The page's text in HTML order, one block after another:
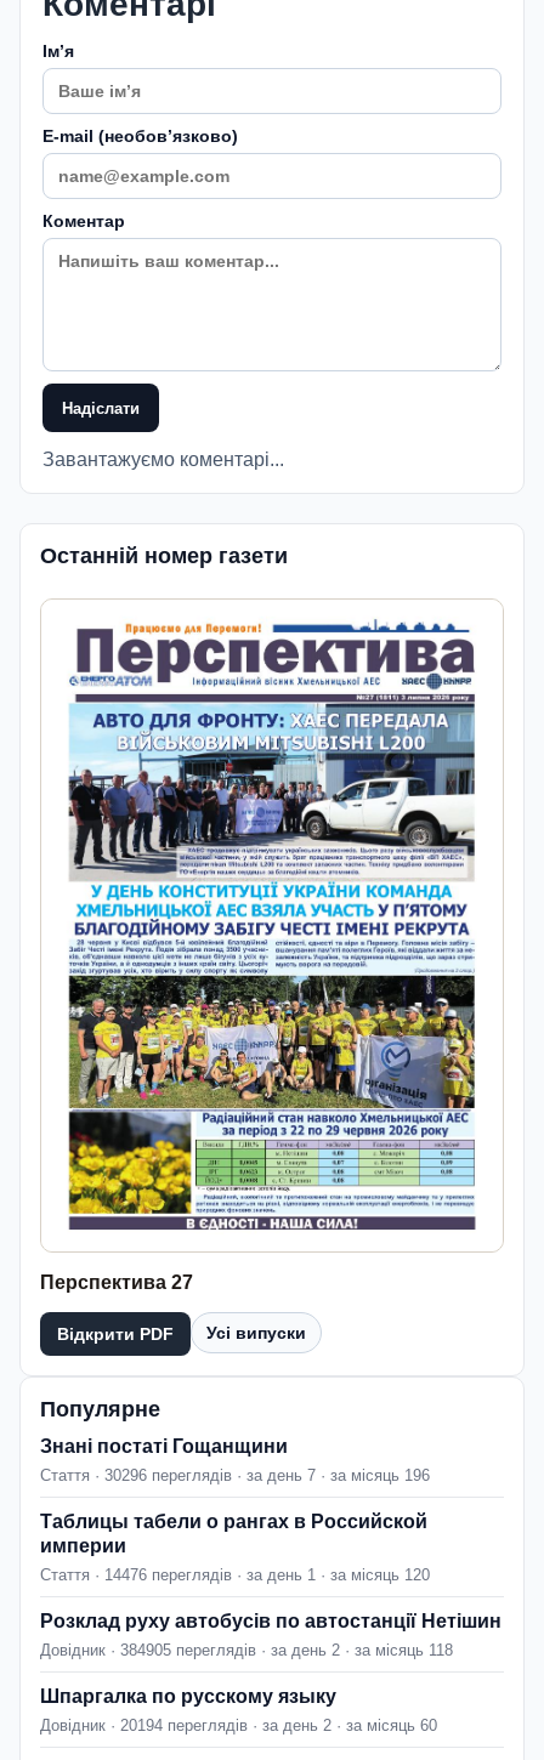
Імʼя
E-mail (необовʼязково)
Коментар
Надіслати
Завантажуємо коментарі...
Останній номер газети
Перспектива 27
Відкрити PDF Усі випуски
Популярне
Знані постаті Гощанщини
Стаття · 30296 переглядів · за день 7 · за місяць 196
Таблицы табели о рангах в Российской
империи
Стаття · 14476 переглядів · за день 1 · за місяць 120
Розклад руху автобусів по автостанції Нетішин
Довідник · 384905 переглядів · за день 2 · за місяць 118
Шпаргалка по русскому языку
Довідник · 20194 переглядів · за день 2 · за місяць 60